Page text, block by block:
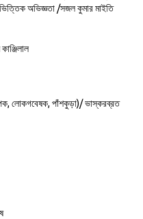
অভিজ্ঞতা /সজল কুমার মাইতি
লোকগবেষক, পাঁশকুড়া)/ ভাস্করব্রত